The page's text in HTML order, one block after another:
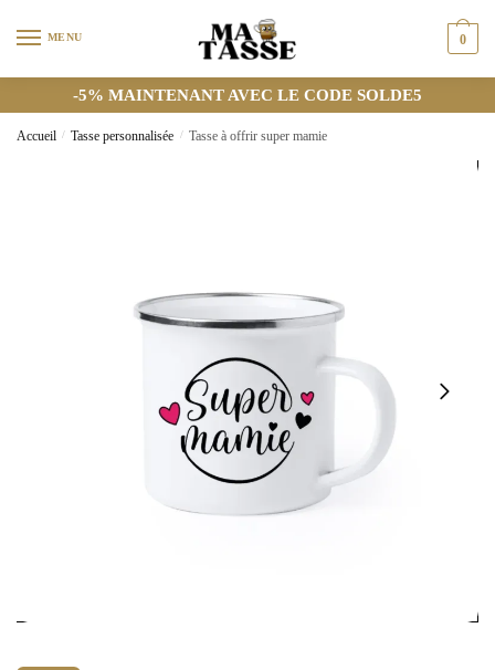
MENU 0
-5% MAINTENANT AVEC LE CODE SOLDE5
Accueil / Tasse personnalisée / Tasse à offrir super mamie